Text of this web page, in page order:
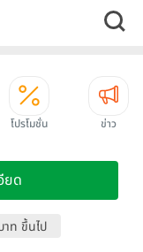
โปรโมชั่น ข่าว
ยด
ท ขึ้นไป